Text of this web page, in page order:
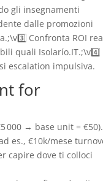
gli insegnamenti
dalle promozioni
Confronta ROI
quali Isolarío.IT.;\v4️⃣
escalation impulsiva.
for
000 → base unit =
es., €10k/mese
capire dove ti colloci